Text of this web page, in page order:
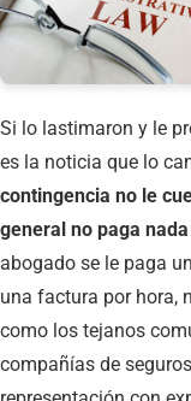
Cambiar ubicación
Amarillo
El Paso
Fort Worth
Si lo lastimaron y le
es la noticia que lo
contingencia no le
general no paga
abogado se le paga
una factura por hora,
como los tejanos
compañías de